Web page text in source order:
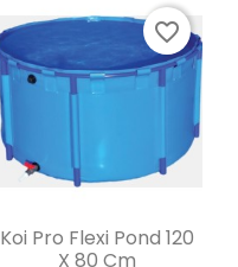
Aperçu rapide
Koi Pro Flexi Pond 120
X 80 Cm
favorite_border